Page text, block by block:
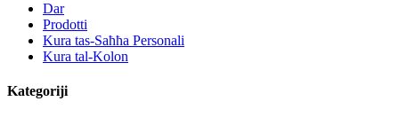
Dar
Prodotti
Kura tas-Saħħa Personali
Kura tal-Kolon
Kategoriji